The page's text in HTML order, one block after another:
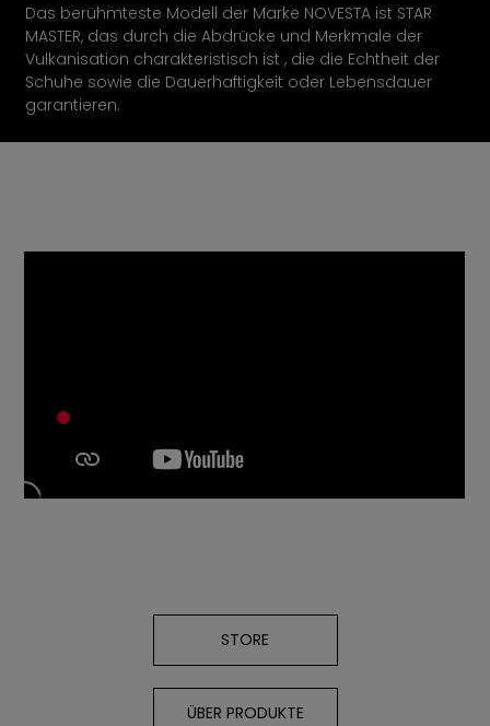
Das berühmteste Modell der Marke NOVESTA ist STAR
MASTER, das durch die Abdrücke und Merkmale der
Vulkanisation charakteristisch ist , die die Echtheit der
Schuhe sowie die Dauerhaftigkeit oder Lebensdauer
garantieren.
STORE
ÜBER PRODUKTE